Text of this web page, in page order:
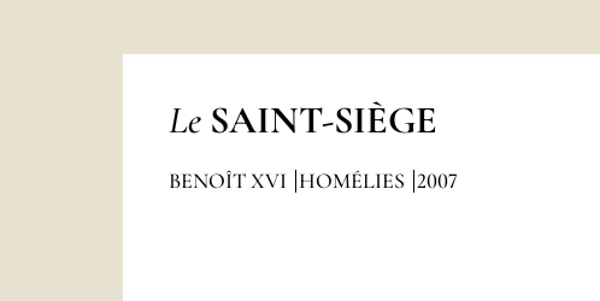
Le SAINT-SIÈGE
BENOÎT XVI HOMÉLIES 2007